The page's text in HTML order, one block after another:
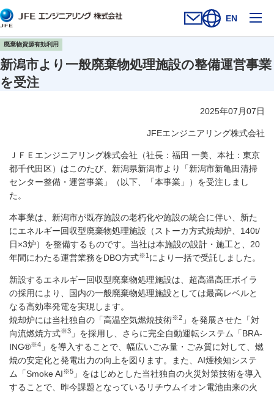
お問い合わせフォー
新規ウィンドウを開
サイト内検索を
EN
廃棄物資源有効利用
新潟市より一般廃棄物処理施設の整備運営事業
を受注
2025年07月07日
JFEエンジニアリング株式会社
ＪＦＥエンジニアリング株式会社（社長：福田 一美、本社：東京
都千代田区）はこのたび、新潟県新潟市より「新潟市新亀田清掃
センター整備・運営事業」（以下、「本事業」）を受注しまし
た。
本事業は、新潟市が既存施設の老朽化や施設の統合に伴い、新た
にエネルギー回収型廃棄物処理施設（ストーカ方式焼却炉、140t/
日×3炉）を整備するものです。当社は本施設の設計・施工と、20
年間にわたる運営業務をDBO方式※1 により一括で受託しました。
新設するエネルギー回収型廃棄物処理施設は、超高温高圧ボイラ
の採用により、国内の一般廃棄物処理施設としては最高レベルと
なる高効率発電を実現します。
焼却炉には当社独自の「高温空気燃焼技術※2 」を発展させた「対
向流燃焼方式※3 」を採用し、さらに完全自動運転システム「BRA-
ING®※4 」を導入することで、幅広いごみ量・ごみ質に対して、燃
焼の安定化と発電出力の向上を図ります。また、AI煙検知システ
ム「Smoke AI※5 」をはじめとした当社独自の火災対策技術を導入
することで、昨今課題となっているリチウムイオン電池由来の火